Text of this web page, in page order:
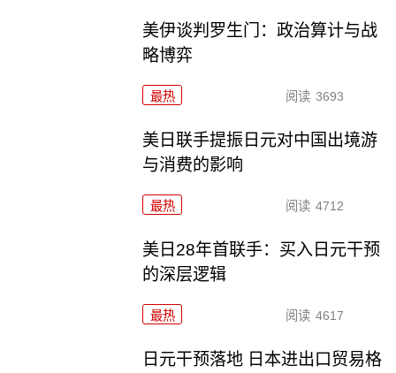
美伊谈判罗生门：政治算计与战
略博弈
最热 阅读 3693
美日联手提振日元对中国出境游
与消费的影响
最热 阅读 4712
美日28年首联手：买入日元干预
的深层逻辑
最热 阅读 4617
日元干预落地 日本进出口贸易格